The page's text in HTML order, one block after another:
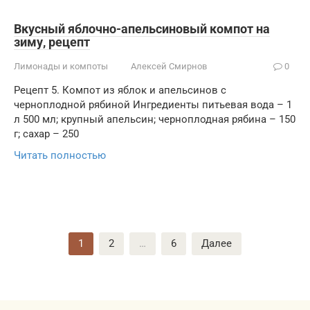
Вкусный яблочно-апельсиновый компот на
зиму, рецепт
Лимонады и компоты Алексей Смирнов 0
Рецепт 5. Компот из яблок и апельсинов с
черноплодной рябиной Ингредиенты питьевая вода – 1
л 500 мл; крупный апельсин; черноплодная рябина – 150
г; сахар – 250
Читать полностью
1 2 … 6 Далее